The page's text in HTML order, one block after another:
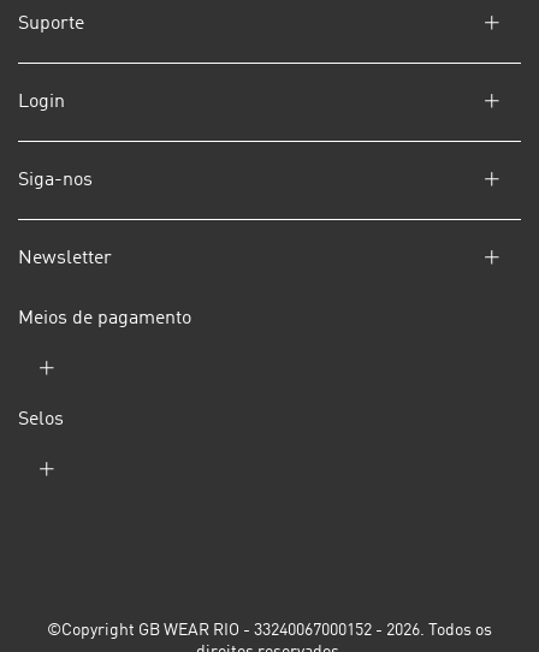
Suporte
Login
Siga-nos
Newsletter
Meios de pagamento
Selos
©Copyright GB WEAR RIO - 33240067000152 - 2026. Todos os